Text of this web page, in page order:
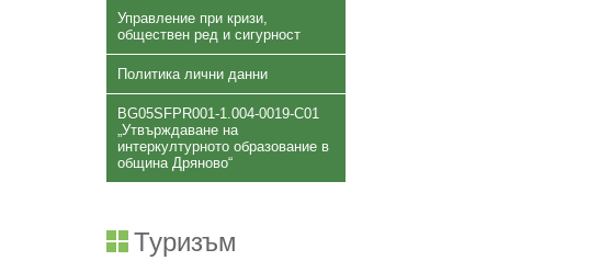
Управление при кризи,
обществен ред и сигурност
Политика лични данни
BG05SFPR001-1.004-0019-C01
„Утвърждаване на
интеркултурното образование в
община Дряново“
Туризъм